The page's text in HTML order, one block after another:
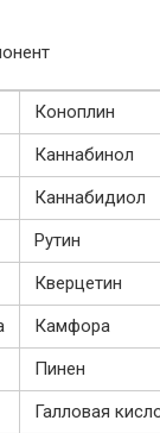
Коноплин
Каннабинол
Каннабидиол
Рутин
Кверцетин
Камфора
Пинен
Галловая